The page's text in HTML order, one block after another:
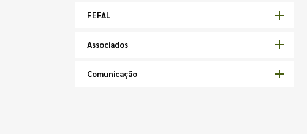
FEFAL
Associados
Comunicação